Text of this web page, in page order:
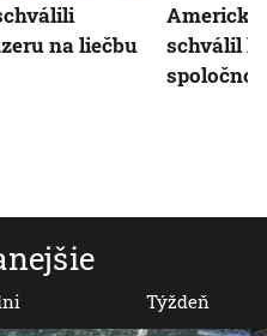
Týždeň
na liečbu
schválil